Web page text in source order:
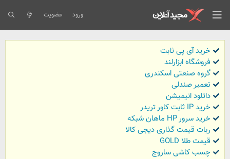
ورود عضویت
خرید آی پی ثابت
فروشگاه ابزارلند
گروه صنعتی اسکندری
تعمیر صندلی
داتلود انیمیشن
خرید IP ثابت کاور تریدر
خرید سرور HP ماهان شبکه
ربات قیمت گذاری دیجی کالا
قیمت طلا GOLD
چسب کاشی ساروج